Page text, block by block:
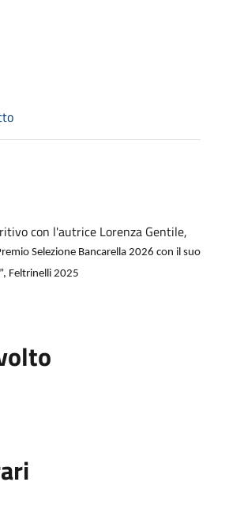
con l'autrice Lorenza Gentile,
Selezione Bancarella 2026 con il suo
Feltrinelli 2025